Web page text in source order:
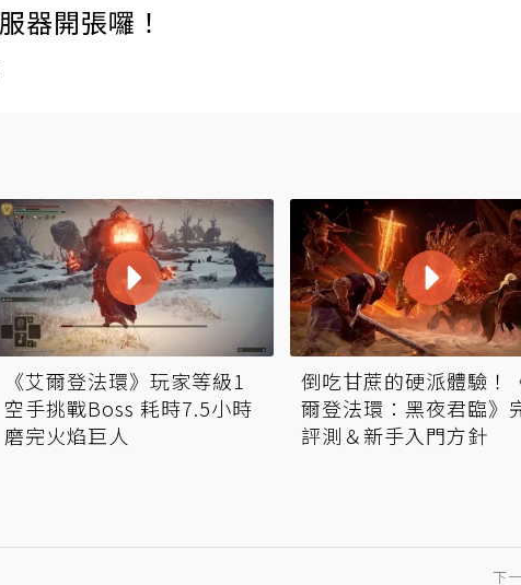
器開張囉！
《艾爾登法環》玩家等級1
空手挑戰Boss 耗時7.5小時
磨完火焰巨人
倒吃甘蔗的硬派體驗！
爾登法環：黑夜君臨》
評測＆新手入門方針
下